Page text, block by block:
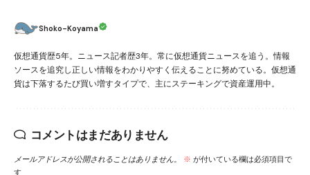
Shoko-Koyama
仮想通貨歴5年。ニュース記者歴3年。常に仮想通貨ニュースを追う。情報
ソースを追究し正しい情報をわかりやすく伝えることに努めている。仮想通
貨は下落するたび買い増すタイプで、主にステーキングで資産運用中。
コメントはまだありません
メールアドレスが公開されることはありません。 ※ が付いている欄は必須項目で
す